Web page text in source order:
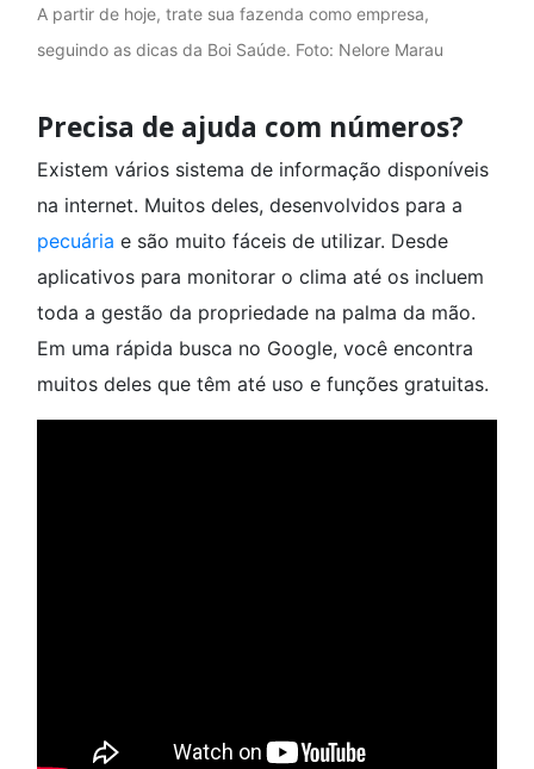
A partir de hoje, trate sua fazenda como empresa,
seguindo as dicas da Boi Saúde. Foto: Nelore Marau
Precisa de ajuda com números?
Existem vários sistema de informação disponíveis
na internet. Muitos deles, desenvolvidos para a
pecuária e são muito fáceis de utilizar. Desde
aplicativos para monitorar o clima até os incluem
toda a gestão da propriedade na palma da mão.
Em uma rápida busca no Google, você encontra
muitos deles que têm até uso e funções gratuitas.